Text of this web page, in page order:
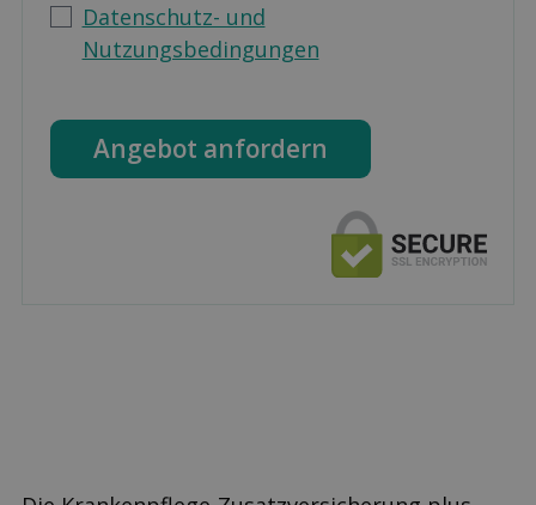
Datenschutz- und
Nutzungsbedingungen
Angebot anfordern